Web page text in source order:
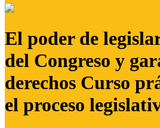
El poder de
del Congreso y
derechos Curso
el proceso